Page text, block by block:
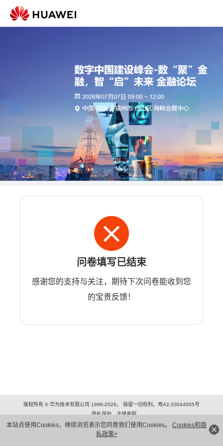
本站点使用Cookies，继续浏览表示您同意我们使用Cookies。 Cookies和隐
私政策>
问卷填写已结束
感谢您的支持与关注，期待下次问卷能收到您
的宝贵反馈！
版权所有 © 华为技术有限公司 1998-2026。 保留一切权利。粤A2-20044005号
隐私保护
法律声明